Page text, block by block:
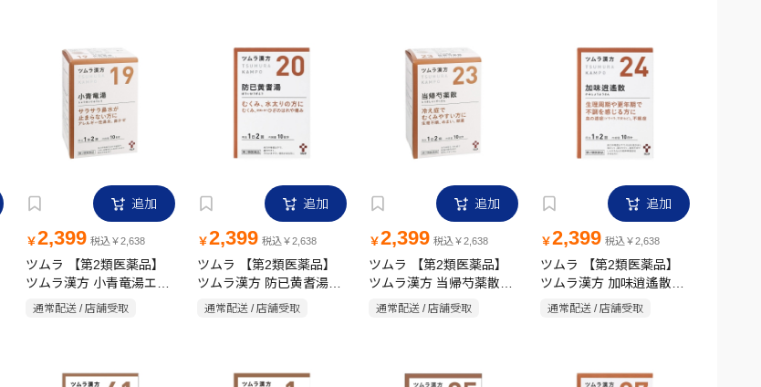
追加
￥2,399 税込￥2,638
ツムラ 【第2類医薬品】
ツムラ漢方 小青竜湯エキ
ス顆粒 20包
通常配送 / 店舗受取
追加
￥2,399 税込￥2,638
ツムラ 【第2類医薬品】
ツムラ漢方 防已黄耆湯エ
キス顆粒 20包
通常配送 / 店舗受取
追加
￥2,399 税込￥2,638
ツムラ 【第2類医薬品】
ツムラ漢方 当帰芍薬散料
エキス顆粒 20包
通常配送 / 店舗受取
追加
￥2,399 税込￥2,638
ツムラ 【第2類医薬品】
ツムラ漢方 加味逍遙散エ
キス顆粒 20包
通常配送 / 店舗受取